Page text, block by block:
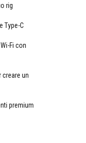
rig
Type-C
Fi con
creare un
premium